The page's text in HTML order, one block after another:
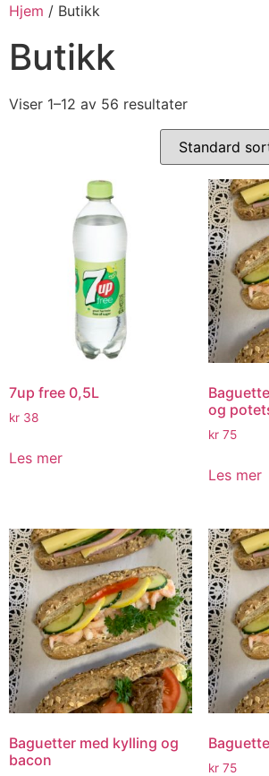
Hjem / Butikk
Butikk
Viser 1–12 av 56 resultater
7up free 0,5L
kr 38
Les mer
og
kr75
Les mer
Baguetter med kylling og
bacon
kr75